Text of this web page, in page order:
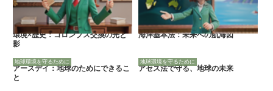
環境×歴史：コロンブス交換の光と
影
海洋基本法：未来への航海図
地球環境を守るために
アースデイ：地球のためにできるこ
と
地球環境を守るために
アセス法で守る、地球の未来